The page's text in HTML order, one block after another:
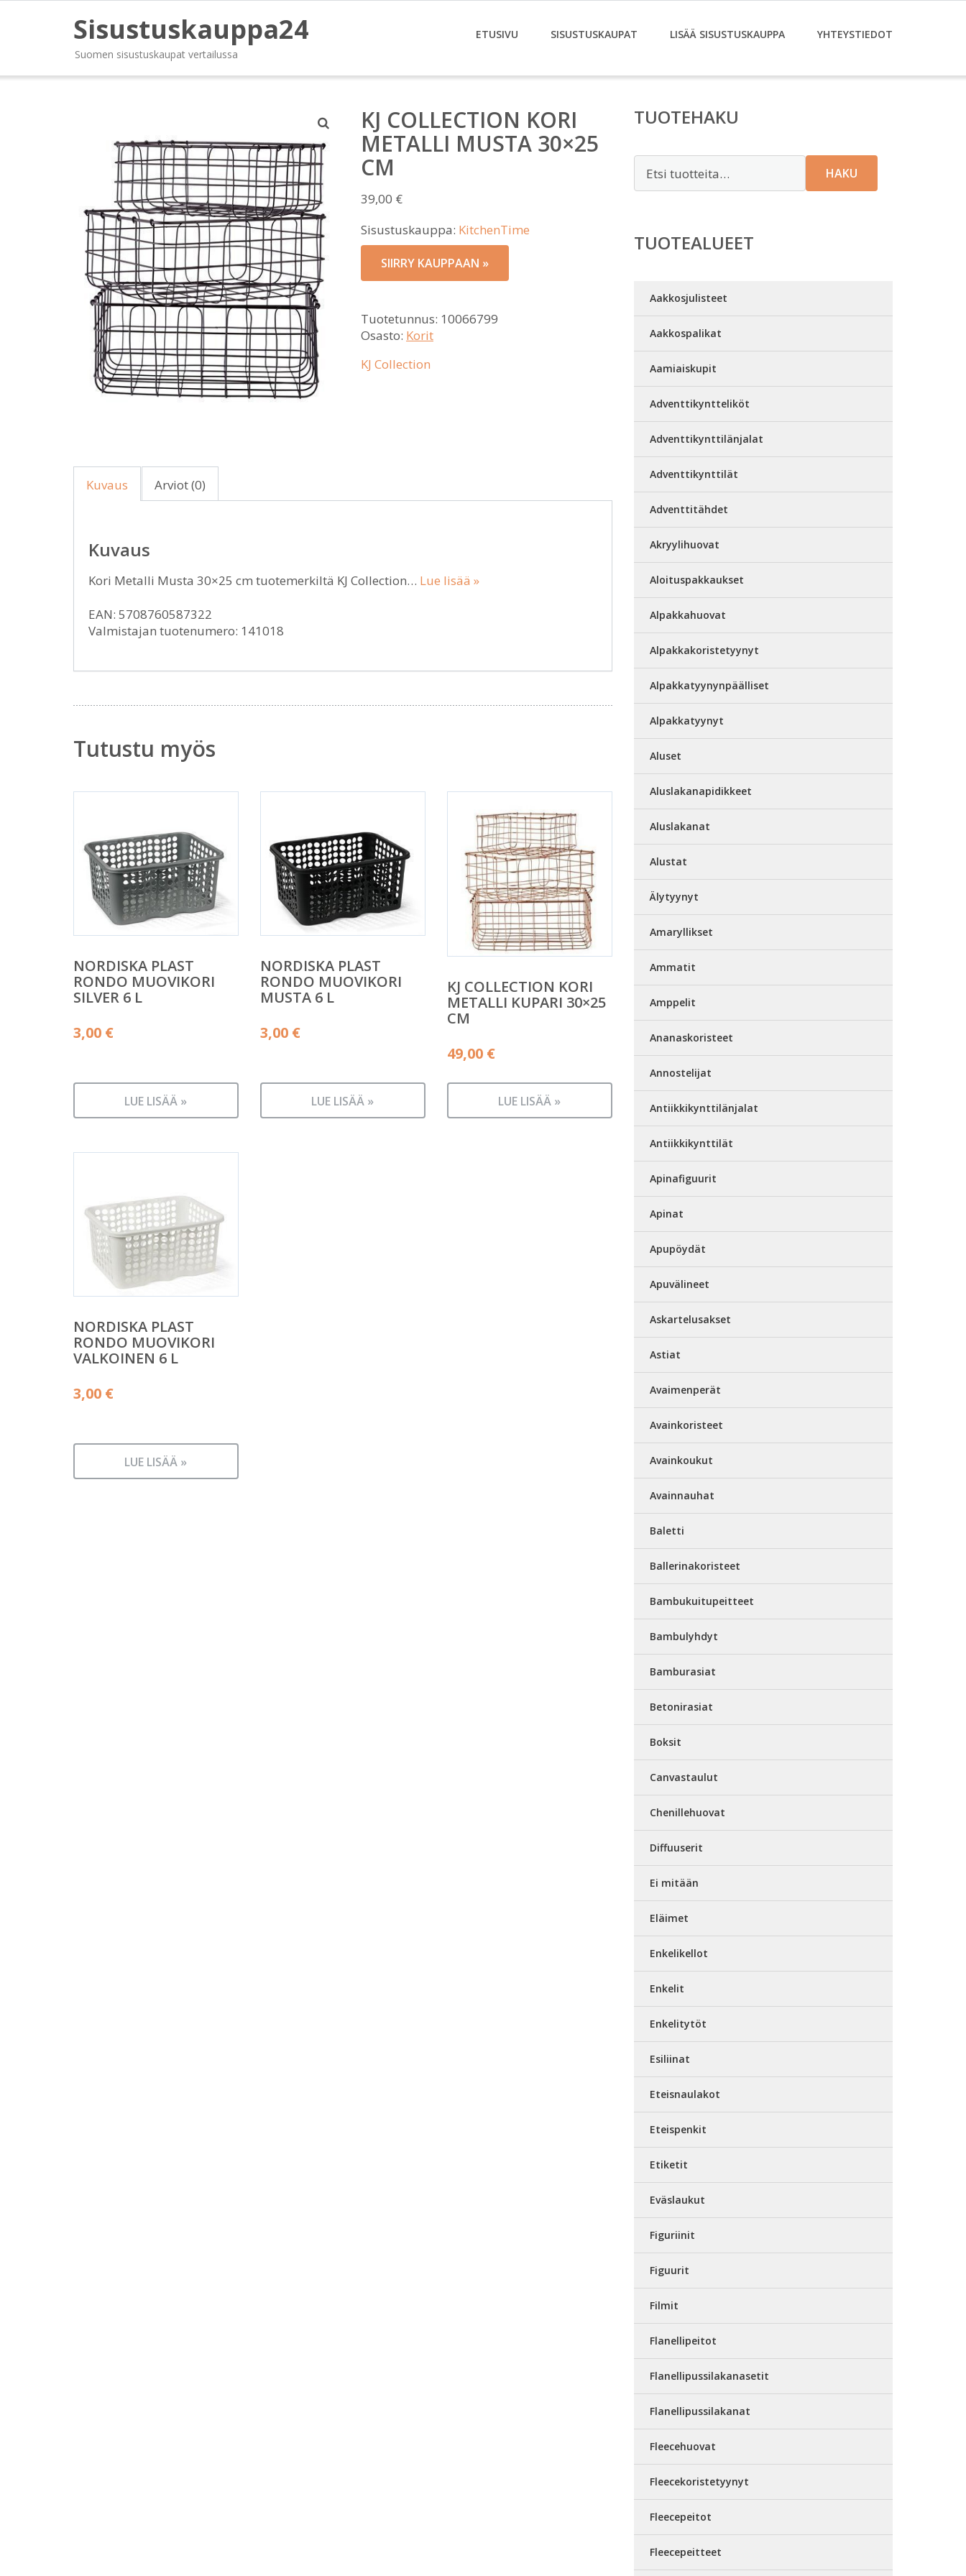
Sisustuskauppa24
Suomen sisustuskaupat vertailussa
ETUSIVU SISUSTUSKAUPAT LISÄÄ SISUSTUSKAUPPA YHTEYSTIEDOT
KJ COLLECTION KORI
METALLI MUSTA 30×25
CM
39,00 €
Sisustuskauppa: KitchenTime
SIIRRY KAUPPAAN »
Tuotetunnus: 10066799
Osasto: Korit
KJ Collection
Kuvaus Arviot (0)
Kuvaus
Kori Metalli Musta 30×25 cm tuotemerkiltä KJ Collection… Lue lisää »
EAN: 5708760587322
Valmistajan tuotenumero: 141018
Tutustu myös
NORDISKA PLAST
RONDO MUOVIKORI
SILVER 6 L
3,00 €
LUE LISÄÄ »
NORDISKA PLAST
RONDO MUOVIKORI
MUSTA 6 L
3,00 €
LUE LISÄÄ »
KJ COLLECTION KORI
METALLI KUPARI 30×25
CM
49,00 €
LUE LISÄÄ »
NORDISKA PLAST
RONDO MUOVIKORI
VALKOINEN 6 L
3,00 €
LUE LISÄÄ »
TUOTEHAKU
HAKU
TUOTEALUEET
Aakkosjulisteet
Aakkospalikat
Aamiaiskupit
Adventtikyntteliköt
Adventtikynttilänjalat
Adventtikynttilät
Adventtitähdet
Akryylihuovat
Aloituspakkaukset
Alpakkahuovat
Alpakkakoristetyynyt
Alpakkatyynynpäälliset
Alpakkatyynyt
Aluset
Aluslakanapidikkeet
Aluslakanat
Alustat
Älytyynyt
Amaryllikset
Ammatit
Amppelit
Ananaskoristeet
Annostelijat
Antiikkikynttilänjalat
Antiikkikynttilät
Apinafiguurit
Apinat
Apupöydät
Apuvälineet
Askartelusakset
Astiat
Avaimenperät
Avainkoristeet
Avainkoukut
Avainnauhat
Baletti
Ballerinakoristeet
Bambukuitupeitteet
Bambulyhdyt
Bamburasiat
Betonirasiat
Boksit
Canvastaulut
Chenillehuovat
Diffuuserit
Ei mitään
Eläimet
Enkelikellot
Enkelit
Enkelitytöt
Esiliinat
Eteisnaulakot
Eteispenkit
Etiketit
Eväslaukut
Figuriinit
Figuurit
Filmit
Flanellipeitot
Flanellipussilakanasetit
Flanellipussilakanat
Fleecehuovat
Fleecekoristetyynyt
Fleecepeitot
Fleecepeitteet